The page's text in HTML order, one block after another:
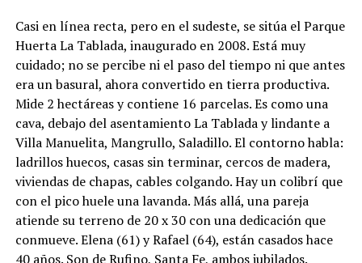
Casi en línea recta, pero en el sudeste, se sitúa el Parque
Huerta La Tablada, inaugurado en 2008. Está muy
cuidado; no se percibe ni el paso del tiempo ni que antes
era un basural, ahora convertido en tierra productiva.
Mide 2 hectáreas y contiene 16 parcelas. Es como una
cava, debajo del asentamiento La Tablada y lindante a
Villa Manuelita, Mangrullo, Saladillo. El contorno habla:
ladrillos huecos, casas sin terminar, cercos de madera,
viviendas de chapas, cables colgando. Hay un colibrí que
con el pico huele una lavanda. Más allá, una pareja
atiende su terreno de 20 x 30 con una dedicación que
conmueve. Elena (61) y Rafael (64), están casados hace
40 años. Son de Rufino, Santa Fe, ambos jubilados.